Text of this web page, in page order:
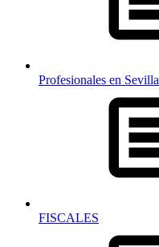
Profesionales en Sevilla
FISCALES